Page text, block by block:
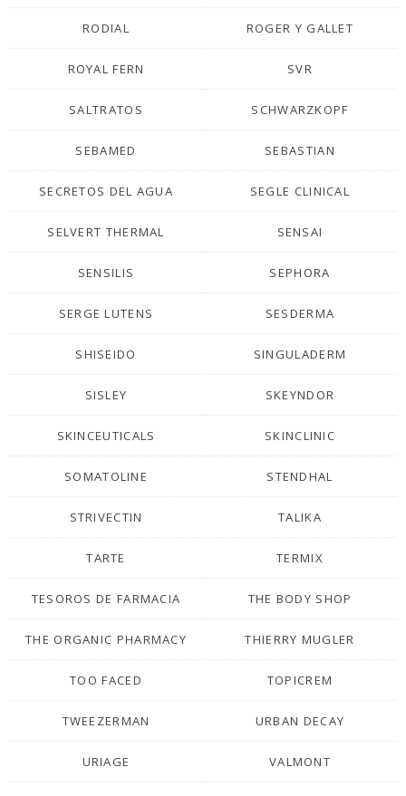
RODIAL ROGER Y GALLET
ROYAL FERN SVR
SALTRATOS SCHWARZKOPF
SEBAMED SEBASTIAN
SECRETOS DEL AGUA SEGLE CLINICAL
SELVERT THERMAL SENSAI
SENSILIS SEPHORA
SERGE LUTENS SESDERMA
SHISEIDO SINGULADERM
SISLEY SKEYNDOR
SKINCEUTICALS SKINCLINIC
SOMATOLINE STENDHAL
STRIVECTIN TALIKA
TARTE TERMIX
TESOROS DE FARMACIA THE BODY SHOP
THE ORGANIC PHARMACY THIERRY MUGLER
TOO FACED TOPICREM
TWEEZERMAN URBAN DECAY
URIAGE VALMONT